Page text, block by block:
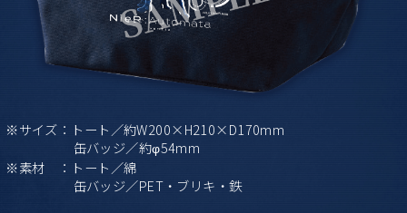
※サイズ：トート／約W200×H210×D170mm
缶バッジ／約φ54mm
※素材 ：トート／綿
缶バッジ／PET・ブリキ・鉄